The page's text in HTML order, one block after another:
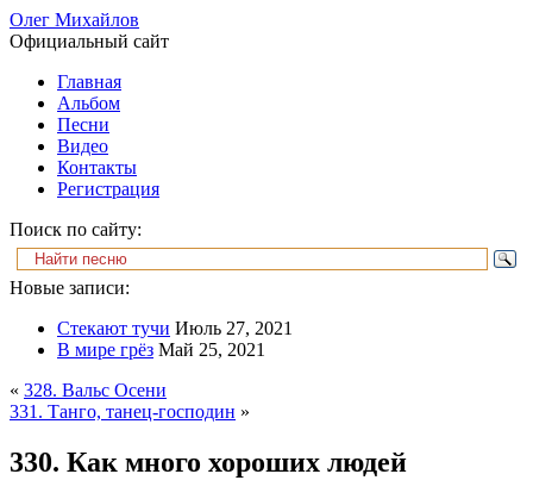
Олег Михайлов
Официальный сайт
Главная
Альбом
Песни
Видео
Контакты
Регистрация
Поиск по сайту:
Новые записи:
Стекают тучи Июль 27, 2021
В мире грёз Май 25, 2021
« 328. Вальс Осени
331. Танго, танец-господин »
330. Как много хороших людей